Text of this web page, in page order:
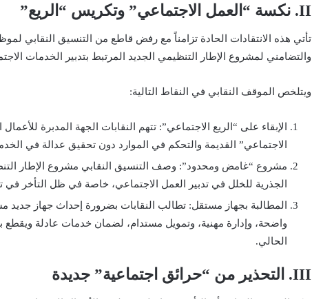
II. نكسة “العمل الاجتماعي” وتكريس “الريع”
تأتي هذه الانتقادات الحادة تزامناً مع رفض قاطع من التنسيق النقابي
والتضامني لمشروع الإطار التنظيمي الجديد المرتبط بتدبير الخدمات
ويتلخص الموقف النقابي في النقاط التالية:
الإبقاء على “الريع الاجتماعي”: تتهم النقابات الجهة المدبرة
الاجتماعي” القديمة والتحكم في الموارد دون تحقيق عدالة في
مشروع “غامض ومحدود”: وصف التنسيق النقابي مشروع الإطار
الجذرية للخلل في تدبير العمل الاجتماعي، خاصة في ظل التأخر
المطالبة بجهاز مستقل: تطالب النقابات بضرورة إحداث جهاز جديد
واضحة، وإدارة مهنية، وتمويل مستدام، لضمان خدمات عادلة ويقطع
الحالي.
III. التحذير من “حرائق اجتماعية” جديدة